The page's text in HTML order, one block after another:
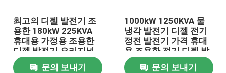
공장 여행
품질 관리
최고의 디젤 발전기 조
용한 180kW 225KVA
휴대용 가정용 조용한
디젤 발전기 오리지널
엔진으로 구성
문의 보내기
1000kW 1250KVA 물
냉각 발전기 디젤 전기
정전 발전기 가격 휴대
용 조용한 전기 디젤 발
전기
문의 보내기